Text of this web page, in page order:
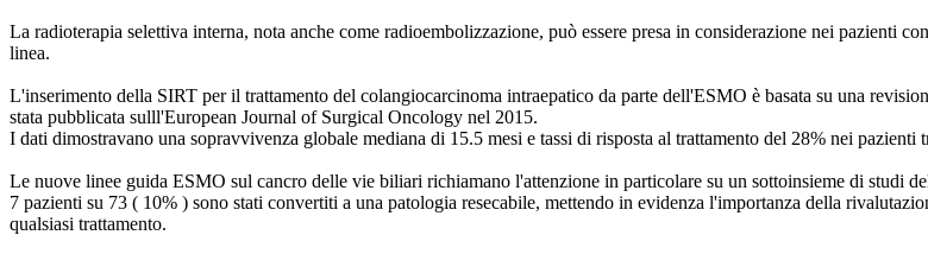
La radioterapia selettiva interna, nota anche come radioembolizzazione, può essere presa in considerazione nei pazienti
linea.
L'inserimento della SIRT per il trattamento del colangiocarcinoma intraepatico da parte dell'ESMO è basata su una
stata pubblicata sulll'European Journal of Surgical Oncology nel 2015.
I dati dimostravano una sopravvivenza globale mediana di 15.5 mesi e tassi di risposta al trattamento del 28% nei pazienti
Le nuove linee guida ESMO sul cancro delle vie biliari richiamano l'attenzione in particolare su un sottoinsieme di studi
7 pazienti su 73 ( 10% ) sono stati convertiti a una patologia resecabile, mettendo in evidenza l'importanza della
qualsiasi trattamento.